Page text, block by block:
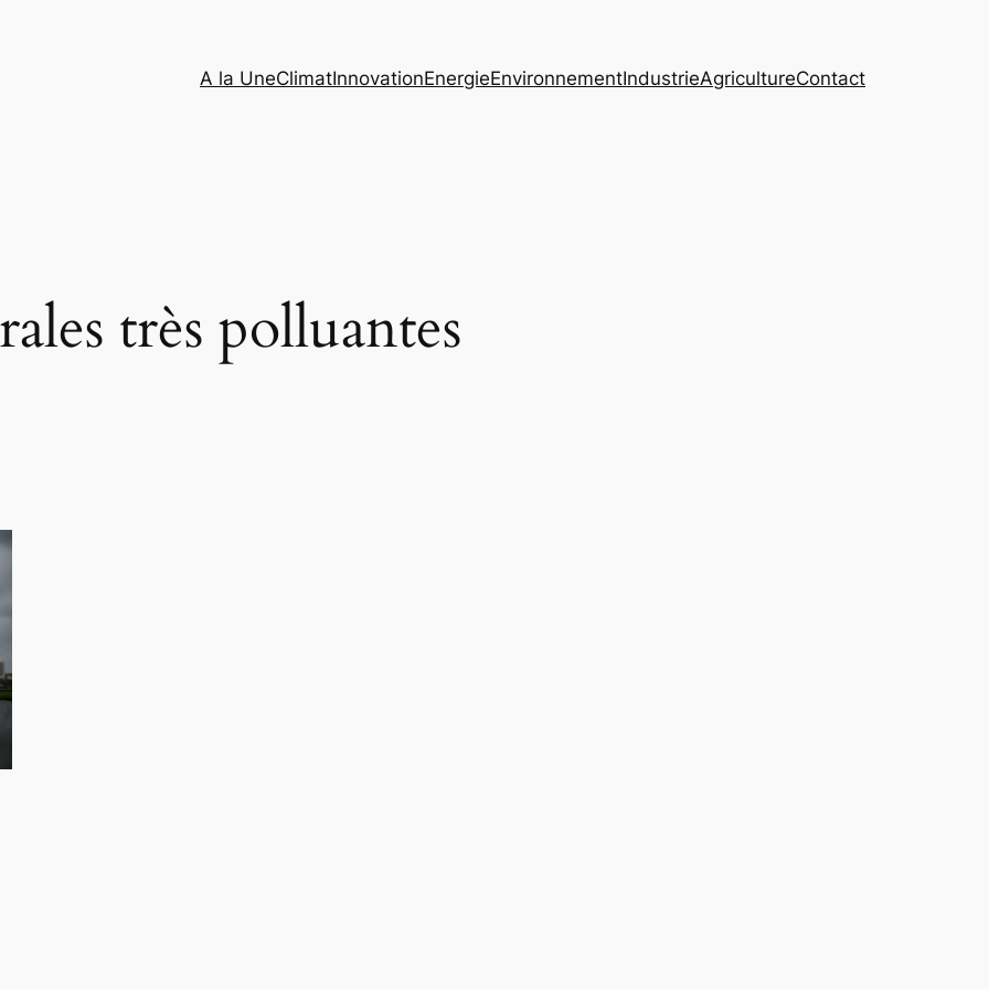
A la UneClimatInnovationEnergieEnvironnementIndustrieAgricultureContact
très polluantes